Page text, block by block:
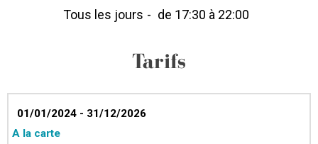
Tous les jours
de 17:30 à 22:00
Tarifs
01/01/2024 - 31/12/2026
A la carte